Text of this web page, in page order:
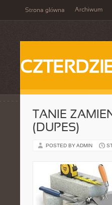
Strona główna Archiwum
TANIE
(DUPES)
POSTED BY ADMIN